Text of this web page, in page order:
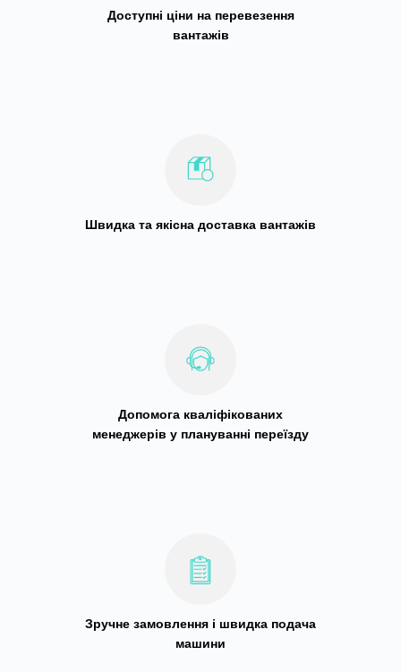
Доступні ціни на перевезення
вантажів
Швидка та якісна доставка вантажів
Допомога кваліфікованих
менеджерів у плануванні переїзду
Зручне замовлення і швидка подача
машини